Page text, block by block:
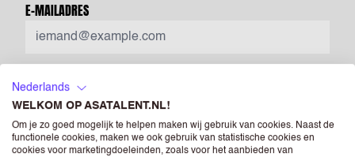
E-MAILADRES
MOBIEL TELEFOONNUMMER
Nederlands
WELKOM OP ASATALENT.NL!
Om je zo goed mogelijk te helpen maken wij gebruik van cookies. Naast de
functionele cookies, maken we ook gebruik van statistische cookies en
cookies voor marketingdoeleinden, zoals voor het aanbieden van